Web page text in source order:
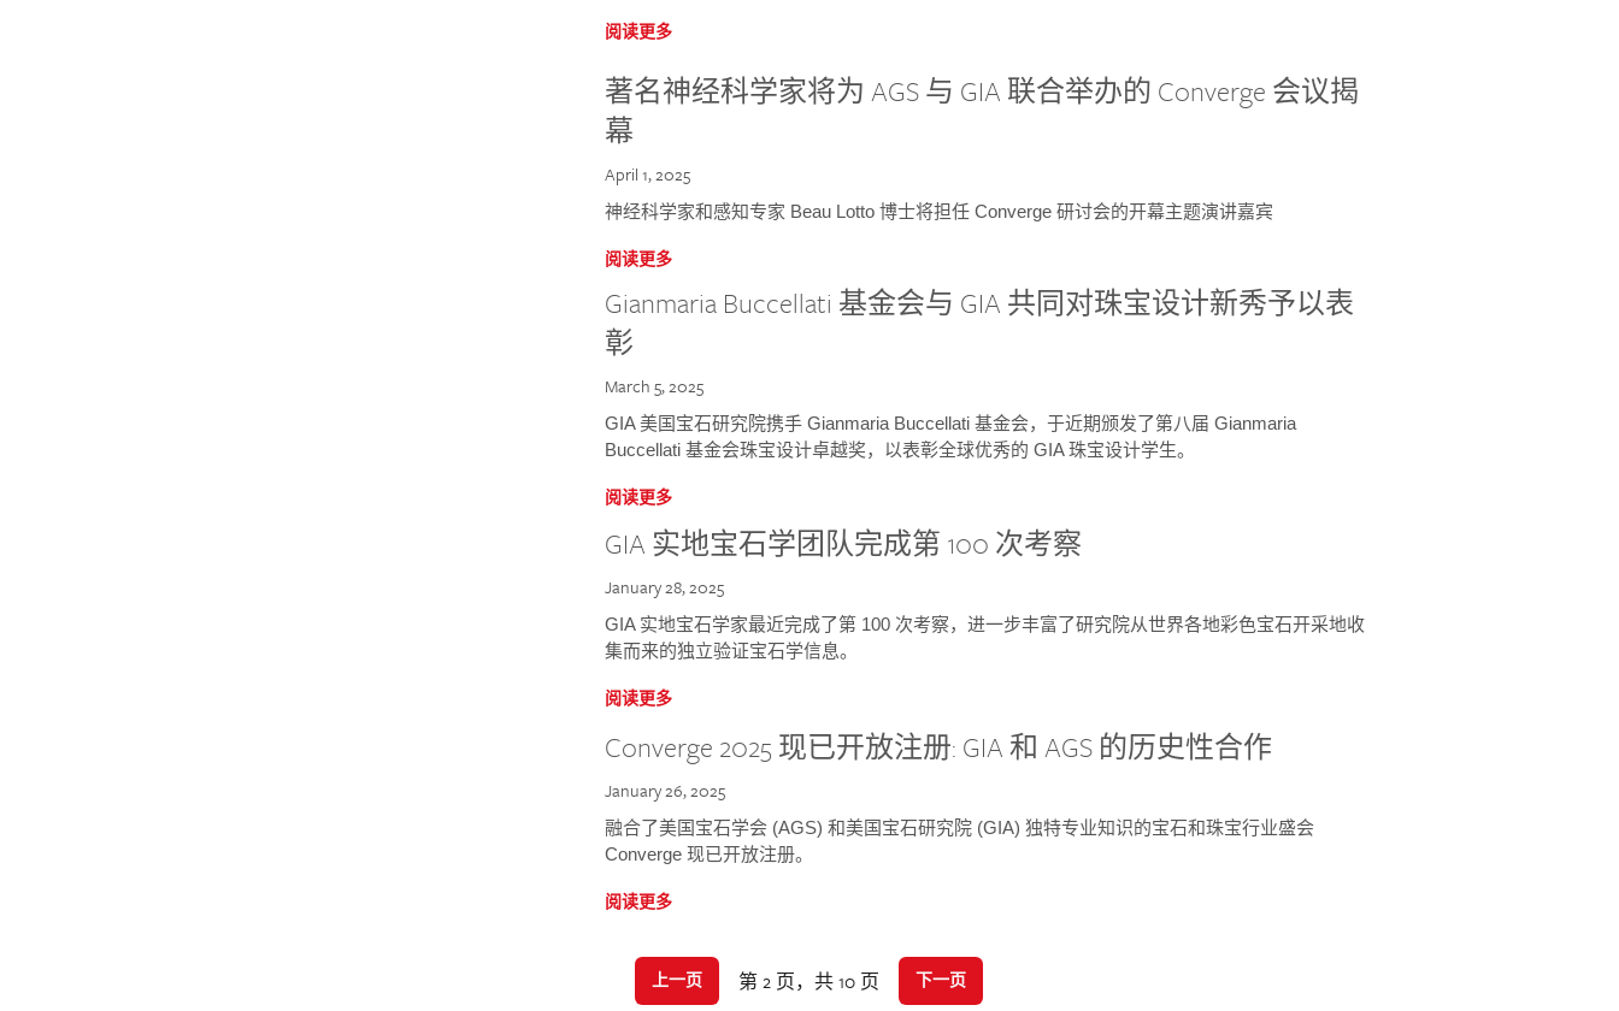
阅读更多
著名神经科学家将为 AGS 与 GIA 联合举办的 Converge 会议揭
幕
April 1, 2025
神经科学家和感知专家 Beau Lotto 博士将担任 Converge 研讨会的开幕主题演讲嘉宾
阅读更多
Gianmaria Buccellati 基金会与 GIA 共同对珠宝设计新秀予以表
彰
March 5, 2025
GIA 美国宝石研究院携手 Gianmaria Buccellati 基金会，于近期颁发了第八届 Gianmaria
Buccellati 基金会珠宝设计卓越奖，以表彰全球优秀的 GIA 珠宝设计学生。
阅读更多
GIA 实地宝石学团队完成第 100 次考察
January 28, 2025
GIA 实地宝石学家最近完成了第 100 次考察，进一步丰富了研究院从世界各地彩色宝石开采地收
集而来的独立验证宝石学信息。
阅读更多
Converge 2025 现已开放注册: GIA 和 AGS 的历史性合作
January 26, 2025
融合了美国宝石学会 (AGS) 和美国宝石研究院 (GIA) 独特专业知识的宝石和珠宝行业盛会
Converge 现已开放注册。
阅读更多
上一页 第 2 页，共 10 页 下一页